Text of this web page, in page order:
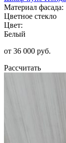
Материал фасада:
Цветное стекло
Цвет:
Белый
от 36 000 руб.
Рассчитать